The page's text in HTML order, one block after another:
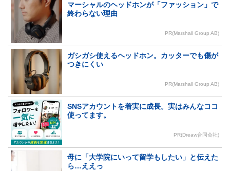
マーシャルのヘッドホンが「ファッション」で
終わらない理由
PR(Marshall Group AB)
ガシガシ使えるヘッドホン。カッターでも傷が
つきにくい
PR(Marshall Group AB)
SNSアカウントを着実に成長。実はみんなココ
使ってます。
PR(Dreaw合同会社)
母に「大学院にいって留学もしたい」と伝えた
ら…ええっ